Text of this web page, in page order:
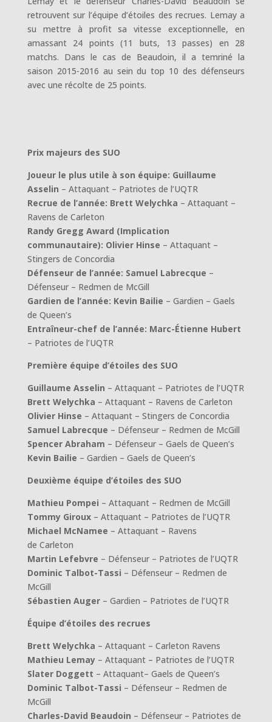
retrouvent sur l’équipe d’étoiles des recrues. Lemay a
su mettre à profit sa vitesse exceptionnelle, en
amassant 24 points (11 buts, 13 passes) en 28
matchs. Dans le cas de Beaudoin, il a temriné la
saison 2015-2016 au sein du top 10 des défenseurs
avec une récolte de 25 points.
Prix majeurs des SUO
Joueur le plus utile à son équipe: Guillaume
Asselin – Attaquant – Patriotes de l’UQTR
Recrue de l’année: Brett Welychka – Attaquant –
Ravens de Carleton
Randy Gregg Award (Implication
communautaire): Olivier Hinse – Attaquant –
Stingers de Concordia
Défenseur de l’année: Samuel Labrecque –
Défenseur – Redmen de McGill
Gardien de l’année: Kevin Bailie – Gardien – Gaels
de Queen’s
Entraîneur-chef de l’année: Marc-Étienne Hubert
– Patriotes de l’UQTR
Première équipe d’étoiles des SUO
Guillaume Asselin – Attaquant – Patriotes de l’UQTR
Brett Welychka – Attaquant – Ravens de Carleton
Olivier Hinse – Attaquant – Stingers de Concordia
Samuel Labrecque – Défenseur – Redmen de McGill
Spencer Abraham – Défenseur – Gaels de Queen’s
Kevin Bailie – Gardien – Gaels de Queen’s
Deuxième équipe d’étoiles des SUO
Mathieu Pompei – Attaquant – Redmen de McGill
Tommy Giroux– Attaquant – Patriotes de l’UQTR
Michael McNamee – Attaquant – Ravens
de Carleton
Martin Lefebvre – Défenseur – Patriotes de l’UQTR
Dominic Talbot-Tassi – Défenseur – Redmen de
McGill
Sébastien Auger– Gardien – Patriotes de l’UQTR
Équipe d’étoiles des recrues
Brett Welychka – Attaquant – Carleton Ravens
Mathieu Lemay– Attaquant – Patriotes de l’UQTR
Slater Doggett – Attaquant– Gaels de Queen’s
Dominic Talbot-Tassi – Défenseur – Redmen de
McGill
Charles-David Beaudoin – Défenseur – Patriotes de